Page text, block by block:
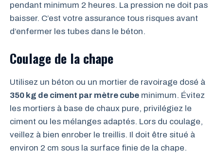
pendant minimum 2 heures. La pression ne doit pas
baisser. C’est votre assurance tous risques avant
d’enfermer les tubes dans le béton.
Coulage de la chape
Utilisez un béton ou un mortier de ravoirage dosé à
350 kg de ciment par mètre cube minimum. Évitez
les mortiers à base de chaux pure, privilégiez le
ciment ou les mélanges adaptés. Lors du coulage,
veillez à bien enrober le treillis. Il doit être situé à
environ 2 cm sous la surface finie de la chape.